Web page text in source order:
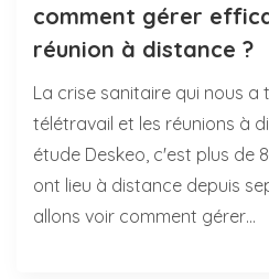
comment gérer
réunion à distance ?
La crise sanitaire qui nous a
télétravail et les réunions à
étude Deskeo, c'est plus de
ont lieu à distance depuis
allons voir comment gérer…